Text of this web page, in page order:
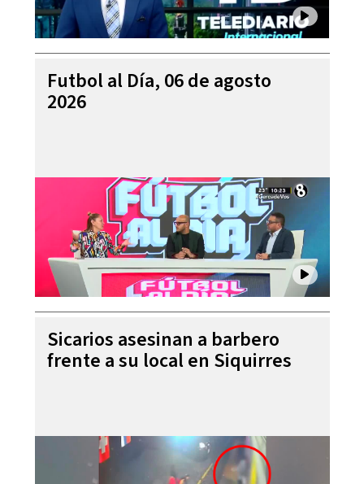
Futbol al Día, 06 de agosto
2026
Sicarios asesinan a barbero
frente a su local en Siquirres